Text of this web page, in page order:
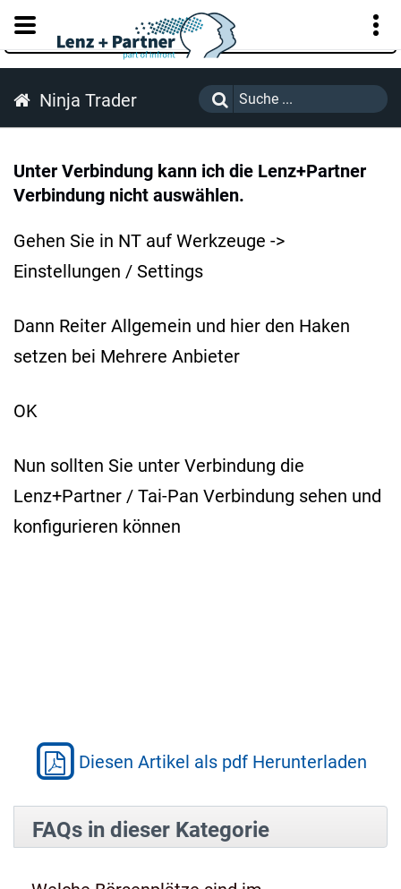
KUNDENPORTAL
Ninja Trader
Unter Verbindung kann ich die Lenz+Partner
Verbindung nicht auswählen.
Gehen Sie in NT auf Werkzeuge ->
Einstellungen / Settings
Dann Reiter Allgemein und hier den Haken
setzen bei Mehrere Anbieter
OK
Nun sollten Sie unter Verbindung die
Lenz+Partner / Tai-Pan Verbindung sehen und
konfigurieren können
Diesen Artikel als pdf Herunterladen
FAQs in dieser Kategorie